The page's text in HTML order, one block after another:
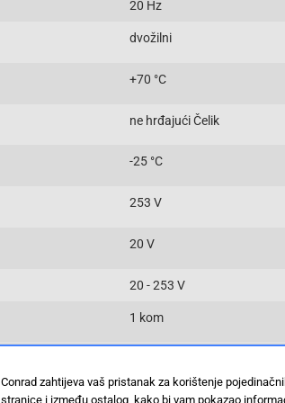
20 Hz
dvožilni
+70 °C
ne hrđajući Čelik
-25 °C
253 V
20 V
20 - 253 V
1 kom
NJ4-12GM50-WO-V13
Conrad zahtijeva vaš pristanak za korištenje
stranice i između ostalog, kako bi vam pokazao